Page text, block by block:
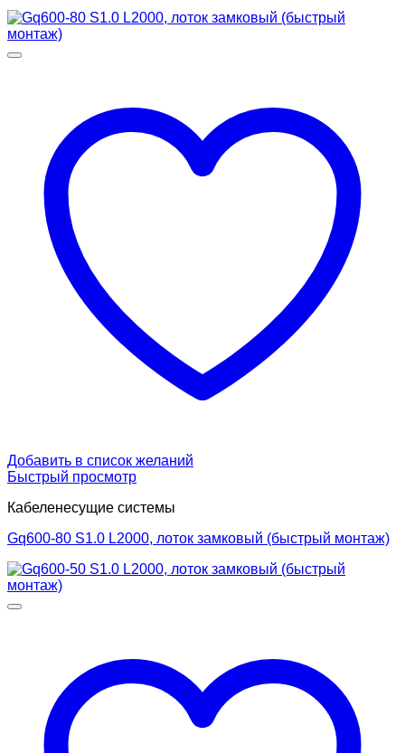
Добавить в список желаний
Быстрый просмотр
Кабеленесущие системы
Gq600-80 S1.0 L2000, лоток замковый (быстрый монтаж)